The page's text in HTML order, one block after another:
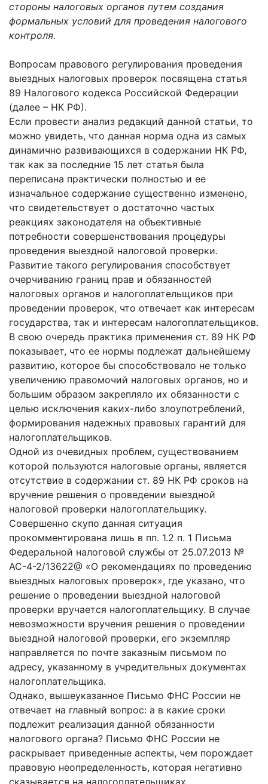
стороны налоговых органов путем создания
формальных условий для проведения налогового
контроля.
Вопросам правового регулирования проведения
выездных налоговых проверок посвящена статья
89 Налогового кодекса Российской Федерации
(далее – НК РФ).
Если провести анализ редакций данной статьи, то
можно увидеть, что данная норма одна из самых
динамично развивающихся в содержании НК РФ,
так как за последние 15 лет статья была
переписана практически полностью и ее
изначальное содержание существенно изменено,
что свидетельствует о достаточно частых
реакциях законодателя на объективные
потребности совершенствования процедуры
проведения выездной налоговой проверки.
Развитие такого регулирования способствует
очерчиванию границ прав и обязанностей
налоговых органов и налогоплательщиков при
проведении проверок, что отвечает как интересам
государства, так и интересам налогоплательщиков.
В свою очередь практика применения ст. 89 НК РФ
показывает, что ее нормы подлежат дальнейшему
развитию, которое бы способствовало не только
увеличению правомочий налоговых органов, но и
большим образом закрепляло их обязанности с
целью исключения каких-либо злоупотреблений,
формирования надежных правовых гарантий для
налогоплательщиков.
Одной из очевидных проблем, существованием
которой пользуются налоговые органы, является
отсутствие в содержании ст. 89 НК РФ сроков на
вручение решения о проведении выездной
налоговой проверки налогоплательщику.
Совершенно скупо данная ситуация
прокомментирована лишь в пп. 1.2 п. 1 Письма
Федеральной налоговой службы от 25.07.2013 №
АС-4-2/13622@ «О рекомендациях по проведению
выездных налоговых проверок», где указано, что
решение о проведении выездной налоговой
проверки вручается налогоплательщику. В случае
невозможности вручения решения о проведении
выездной налоговой проверки, его экземпляр
направляется по почте заказным письмом по
адресу, указанному в учредительных документах
налогоплательщика.
Однако, вышеуказанное Письмо ФНС России не
отвечает на главный вопрос: а в какие сроки
подлежит реализация данной обязанности
налогового органа? Письмо ФНС России не
раскрывает приведенные аспекты, чем порождает
правовую неопределенность, которая негативно